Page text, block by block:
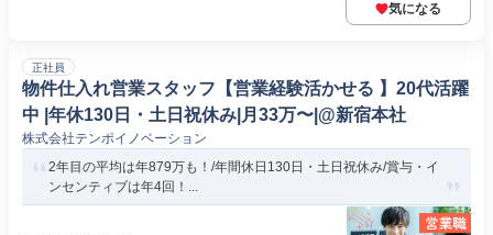
気になる
正社員
物件仕入れ営業スタッフ【営業経験活かせる 】20代活躍
中 |年休130日・土日祝休み|月33万〜|@新宿本社
株式会社テンポイノベーション
2年目の平均は年879万も！/年間休日130日・土日祝休み/賞与・イ
ンセンティブは年4回！...